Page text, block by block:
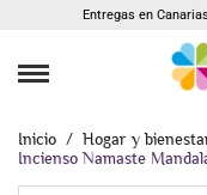
Entregas en
Inicio Hogar y
Incienso Namaste